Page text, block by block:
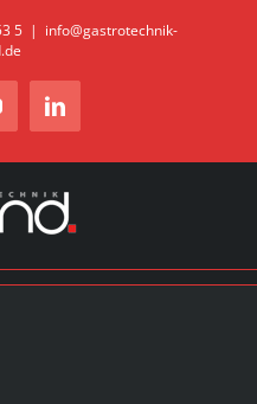
5 | info@gastrotechnik-
LinkedIn